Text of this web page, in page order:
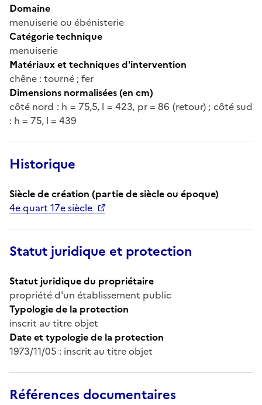
Domaine
menuiserie ou ébénisterie
Catégorie technique
menuiserie
Matériaux et techniques d'intervention
chêne : tourné ; fer
Dimensions normalisées (en cm)
côté nord : h = 75,5, l = 423, pr = 86 (retour) ; côté sud
: h = 75, l = 439
Historique
Siècle de création (partie de siècle ou époque)
4e quart 17e siècle
Statut juridique et protection
Statut juridique du propriétaire
propriété d'un établissement public
Typologie de la protection
inscrit au titre objet
Date et typologie de la protection
1973/11/05 : inscrit au titre objet
Références documentaires